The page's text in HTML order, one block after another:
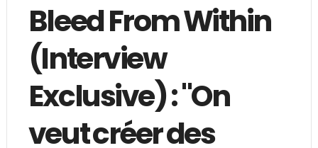
Bleed From Within
(Interview
Exclusive) : "On
veut créer des